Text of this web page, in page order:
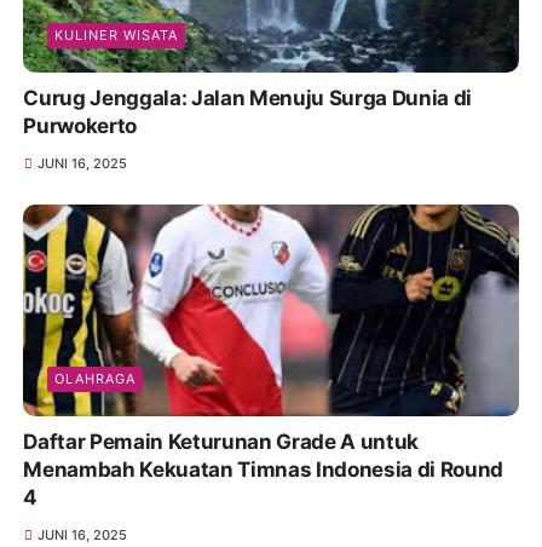
KULINER WISATA
Curug Jenggala: Jalan Menuju Surga Dunia di
Purwokerto
JUNI 16, 2025
OLAHRAGA
Daftar Pemain Keturunan Grade A untuk
Menambah Kekuatan Timnas Indonesia di Round
4
JUNI 16, 2025